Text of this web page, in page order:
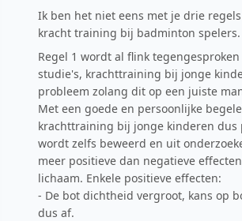
Ik ben het niet eens met je drie
kracht training bij badminton spelers.
Regel 1 wordt al flink
studie's, krachttraining bij jonge
probleem zolang dit op een juiste
Met een goede en persoonlijke
krachttraining bij jonge kinderen dus
wordt zelfs beweerd en uit
meer positieve dan negatieve
lichaam. Enkele positieve effecten:
- De bot dichtheid vergroot, kans op
dus af.